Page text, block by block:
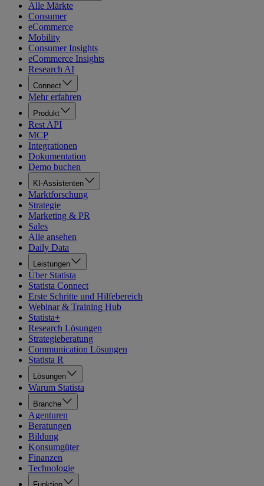
Alle Märkte
Consumer
eCommerce
Mobility
Consumer Insights
eCommerce Insights
Research AI
Connect
Mehr erfahren
Produkt
Rest API
MCP
Integrationen
Dokumentation
Demo buchen
KI-Assistenten
Marktforschung
Strategie
Marketing & PR
Sales
Alle ansehen
Daily Data
Leistungen
Über Statista
Statista Connect
Erste Schritte und Hilfebereich
Webinar & Training Hub
Statista+
Research Lösungen
Strategieberatung
Communication Lösungen
Statista R
Lösungen
Warum Statista
Branche
Agenturen
Beratungen
Bildung
Konsumgüter
Finanzen
Technologie